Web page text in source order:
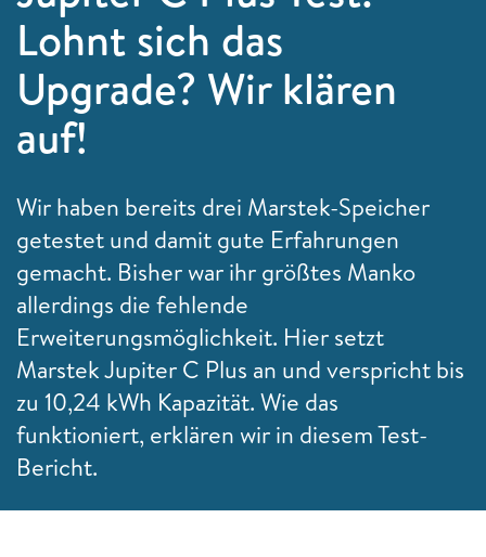
Lohnt sich das
Upgrade? Wir klären
auf!
Wir haben bereits drei Marstek-Speicher
getestet und damit gute Erfahrungen
gemacht. Bisher war ihr größtes Manko
allerdings die fehlende
Erweiterungsmöglichkeit. Hier setzt
Marstek Jupiter C Plus an und verspricht bis
zu 10,24 kWh Kapazität. Wie das
funktioniert, erklären wir in diesem Test-
Bericht.